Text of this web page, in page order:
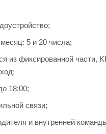
5 и 20 числа;
из фиксированной части,
18:00;
связи;
и внутренней